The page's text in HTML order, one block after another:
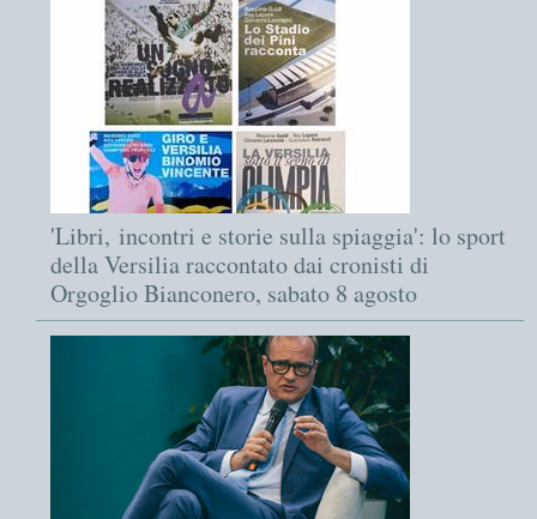
'Libri, incontri e storie sulla spiaggia': lo sport
della Versilia raccontato dai cronisti di
Orgoglio Bianconero, sabato 8 agosto